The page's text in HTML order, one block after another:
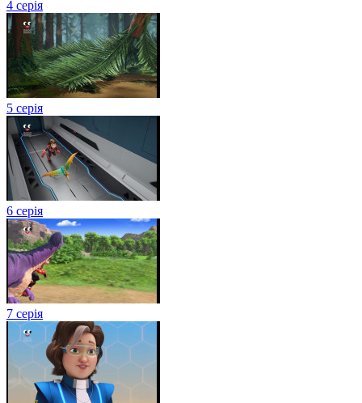
4 серія
5 серія
6 серія
7 серія